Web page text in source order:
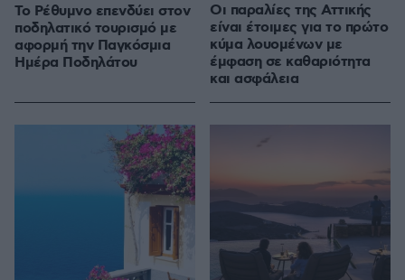
Το Ρέθυμνο επενδύει στον
ποδηλατικό τουρισμό με
αφορμή την Παγκόσμια
Ημέρα Ποδηλάτου
Οι παραλίες της Αττικής
είναι έτοιμες για το πρώτο
κύμα λουομένων με
έμφαση σε καθαριότητα
και ασφάλεια